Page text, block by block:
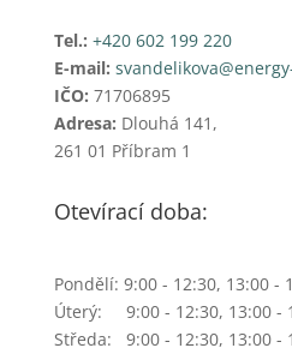
Tel.: +420 602 199 220
E-mail:
IČO: 71706895
Adresa: Dlouhá 141,
261 01 Příbram 1
Otevírací doba:
Pondělí: 9:00 - 12:30, 13:00 -
Úterý: 9:00 - 12:30, 13:00 -
Středa: 9:00 - 12:30, 13:00 -